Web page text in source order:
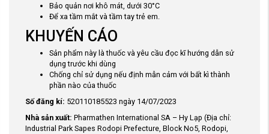
Bảo quản nơi khô mát, dưới 30°C
Để xa tầm mắt và tầm tay trẻ em.
KHUYẾN CÁO
Sản phẩm này là thuốc và yêu cầu đọc kĩ hướng dẫn sử
dụng trước khi dùng
Chống chỉ sử dụng nếu định mẫn cảm với bất kì thành
phần nào của thuốc
Số đăng kí: 520110185523 ngày 14/07/2023
Nhà sản xuất: Pharmathen International SA – Hy Lạp (Địa chỉ:
Industrial Park Sapes Rodopi Prefecture, Block No5, Rodopi,